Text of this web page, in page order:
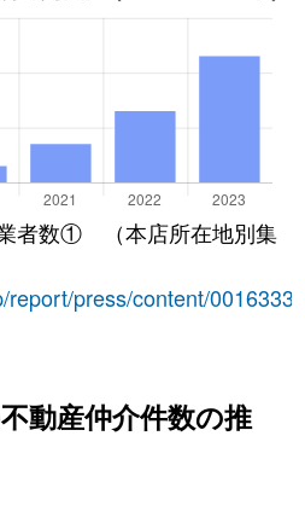
者数① （本店所在地別集
report/press/content/
動産仲介件数の推